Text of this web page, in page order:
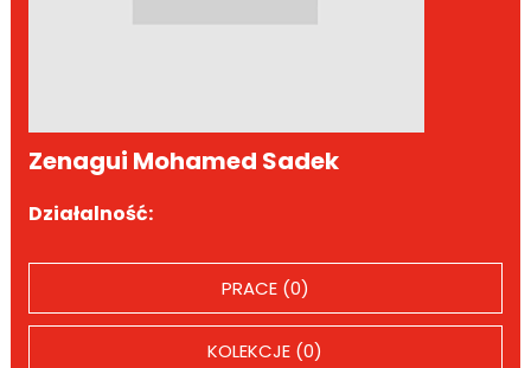
Zenagui Mohamed Sadek
Działalność:
PRACE (0)
KOLEKCJE (0)